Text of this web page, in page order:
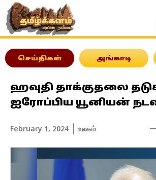
செய்திகள் அங்காடி
ஹவுதி தாக்குதலை
ஐரோப்பிய யூனியன்
February 1, 2024 உலகம்